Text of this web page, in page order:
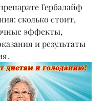
Гербалайф
сколько стоит,
эффекты,
и результаты